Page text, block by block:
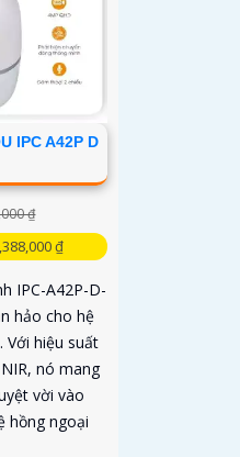
IPC A42P D
₫
₫
IPC-A42P-D-
hảo cho hệ
Với hiệu suất
nó mang
vời vào
hồng ngoại